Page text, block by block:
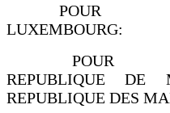
POUR
POUR
REPUBLIQUE
REPUBLIQUE DES